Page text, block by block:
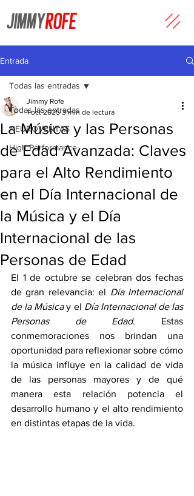
JIMMYROFE
Entrada
Todas las entradas
NEUROVENTAS
High Performance
Todas las entradas
La Música y las Personas
de Edad Avanzada: Claves
para el Alto Rendimiento
en el Día Internacional de
la Música y el Día
Internacional de las
Personas de Edad
Jimmy Rofe
1 oct 2025 3 min de lectura
El 1 de octubre se celebran dos fechas
de gran relevancia: el Día Internacional
de la Música y el Día Internacional de las
Personas de Edad. Estas
conmemoraciones nos brindan una
oportunidad para reflexionar sobre cómo
la música influye en la calidad de vida
de las personas mayores y de qué
manera esta relación potencia el
desarrollo humano y el alto rendimiento
en distintas etapas de la vida.